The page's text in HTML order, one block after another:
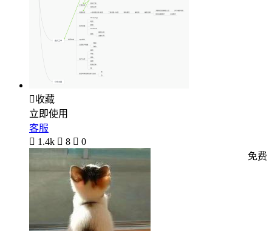
收藏
立即使用
客服
 1.4k  8  0
免费